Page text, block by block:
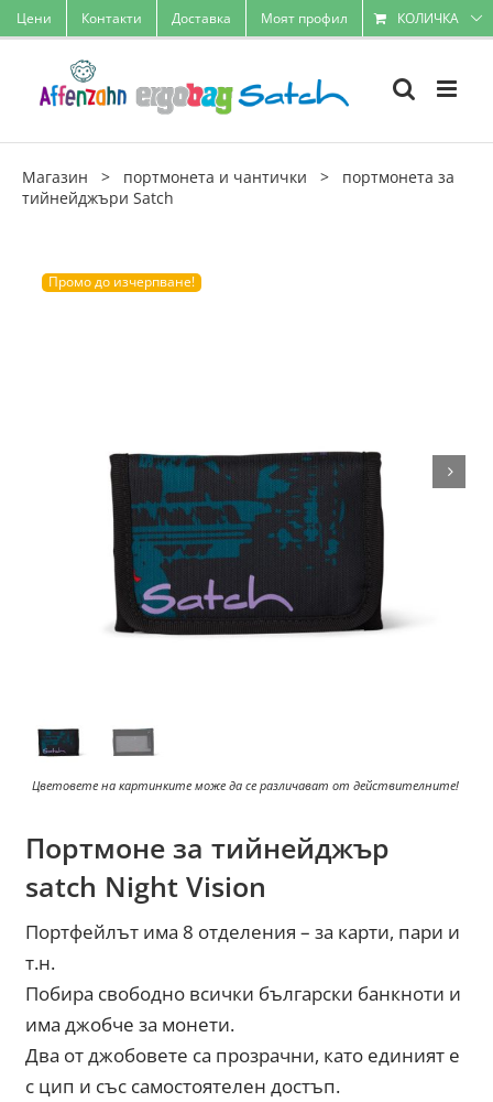
Skip
to
Цени Контакти Доставка Моят профил КОЛИЧКА
Магазин > портмонета и чантички > портмонета за
тийнейджъри Satch
Промо до изчерпване!
Цветовете на картинките може да се различават от действителните!
Портмоне за тийнейджър
satch Night Vision
Портфейлът има 8 отделения – за карти, пари и
т.н.
Побира свободно всички български банкноти и
има джобче за монети.
Два от джобовете са прозрачни, като единият е
с цип и със самостоятелен достъп.